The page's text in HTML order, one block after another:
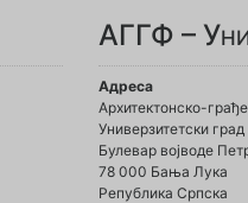
АГГФ –
Адреса
Архитектонско-
Универзитетски град
Булевар војводе
78 000 Бања Лука
Република Српска